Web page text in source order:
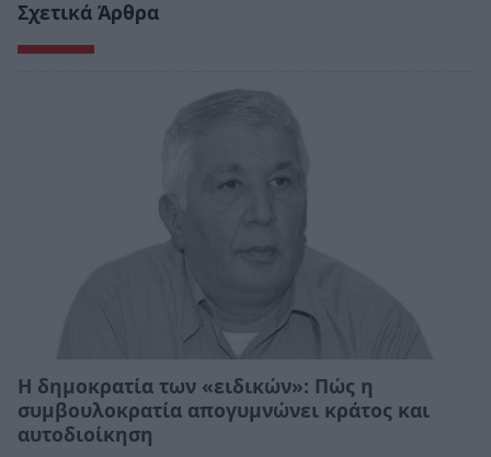
Σχετικά Άρθρα
Η δημοκρατία των «ειδικών»: Πώς η
συμβουλοκρατία απογυμνώνει κράτος και
αυτοδιοίκηση